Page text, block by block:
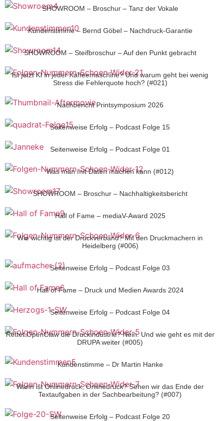
SHOWROOM – Broschur – Tanz der Vokale
Kundenstimme – Bernd Göbel – Nachdruck-Garantie
SHOWROOM – Steifbroschur – Auf den Punkt gebracht
Ist jetzt KI in jeder Kaffeemaschine? Und warum geht bei wenig
Stress die Fehlerquote hoch? (#021)
Nachbericht Printsymposium 2026
Seitenweise Erfolg – Podcast Folge 15
Seitenweise Erfolg – Podcast Folge 01
Was man mit Daten machen kann (#012)
SHOWROOM – Broschur – Nachhaltigkeitsbericht
Hall of Fame – mediaV-Award 2025
Wie wichtig ist der Druckverband? Mit den Druckmachern in
Heidelberg (#006)
Seitenweise Erfolg – Podcast Folge 03
Hall of Fame – Druck und Medien Awards 2024
Seitenweise Erfolg – Podcast Folge 04
Rettet OpenClaw die Druckindustrie? Nein. Und wie geht es mit der
DRUPA weiter (#005)
Kundenstimme – Dr Martin Hanke
Wann ist Onlinedruck, Onlinedruck? Sehen wir das Ende der
Textaufgaben in der Sachbearbeitung? (#007)
Seitenweise Erfolg – Podcast Folge 20